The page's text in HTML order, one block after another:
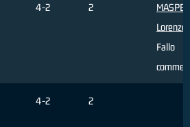
4-2 2
Lorenzo
Fallo
4-2 2